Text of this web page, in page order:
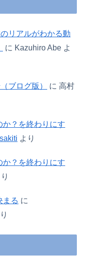
リアルがわかる動
に Kazuhiro Abe よ
ブログ版） に 高村
か？を終わりにす
より
か？を終わりにす
まる に